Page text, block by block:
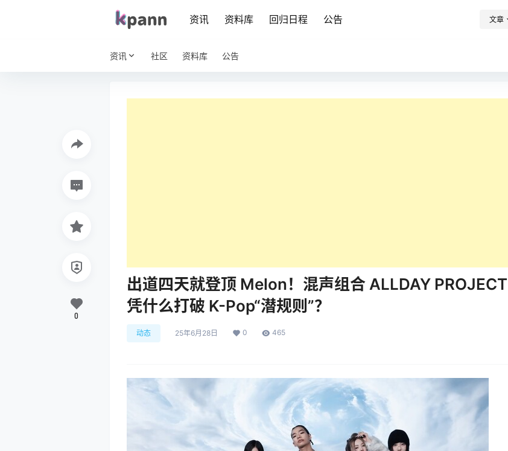
资讯 资料库 回归日程 公告 文章
资讯 社区 资料库 公告
出道四天就登顶 Melon！混声组合 ALLDAY PROJECT
凭什么打破 K-Pop“潜规则”？
动态 25年6月28日 0 465
0